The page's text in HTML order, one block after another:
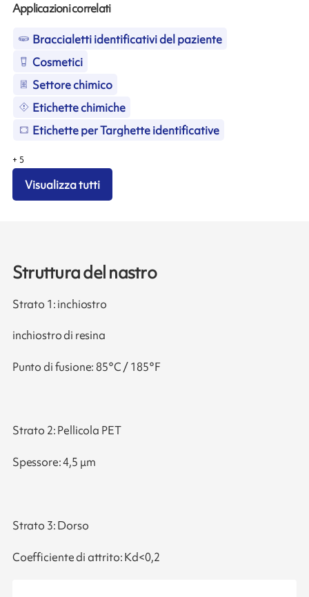
Applicazioni correlati
Braccialetti identificativi del paziente
Cosmetici
Settore chimico
Etichette chimiche
Etichette per Targhette identificative
+ 5
Visualizza tutti
Struttura del nastro
Strato 1: inchiostro
inchiostro di resina
Punto di fusione: 85°C / 185°F
Strato 2: Pellicola PET
Spessore: 4,5 μm
Strato 3: Dorso
Coefficiente di attrito: Kd<0,2